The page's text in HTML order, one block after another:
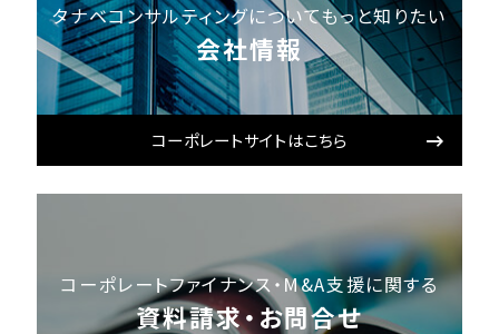
タナベコンサルティングについてもっと知りたい
会社情報
コーポレートサイトはこちら
コーポレートファイナンス・M&A支援に関する
資料請求・お問合せ